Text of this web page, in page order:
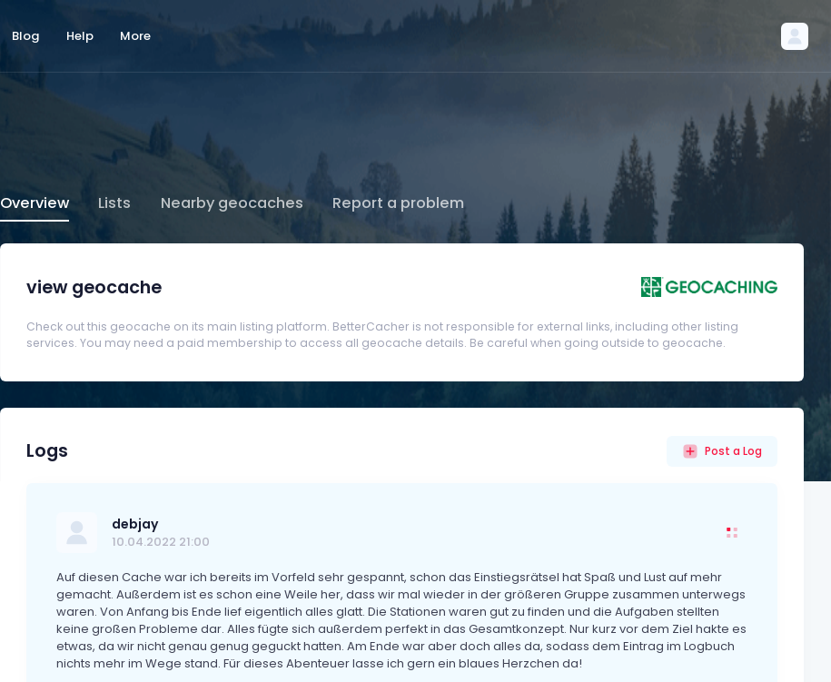
Blog Help More
Overview Lists Nearby geocaches Report a problem
view geocache
Check out this geocache on its main listing platform. BetterCacher is not responsible for external links, including other listing
services. You may need a paid membership to access all geocache details. Be careful when going outside to geocache.
Logs Post a Log
debjay
10.04.2022 21:00
Auf diesen Cache war ich bereits im Vorfeld sehr gespannt, schon das Einstiegsrätsel hat Spaß und Lust auf mehr
gemacht. Außerdem ist es schon eine Weile her, dass wir mal wieder in der größeren Gruppe zusammen unterwegs
waren. Von Anfang bis Ende lief eigentlich alles glatt. Die Stationen waren gut zu finden und die Aufgaben stellten
keine großen Probleme dar. Alles fügte sich außerdem perfekt in das Gesamtkonzept. Nur kurz vor dem Ziel hakte es
etwas, da wir nicht genau genug geguckt hatten. Am Ende war aber doch alles da, sodass dem Eintrag im Logbuch
nichts mehr im Wege stand. Für dieses Abenteuer lasse ich gern ein blaues Herzchen da!